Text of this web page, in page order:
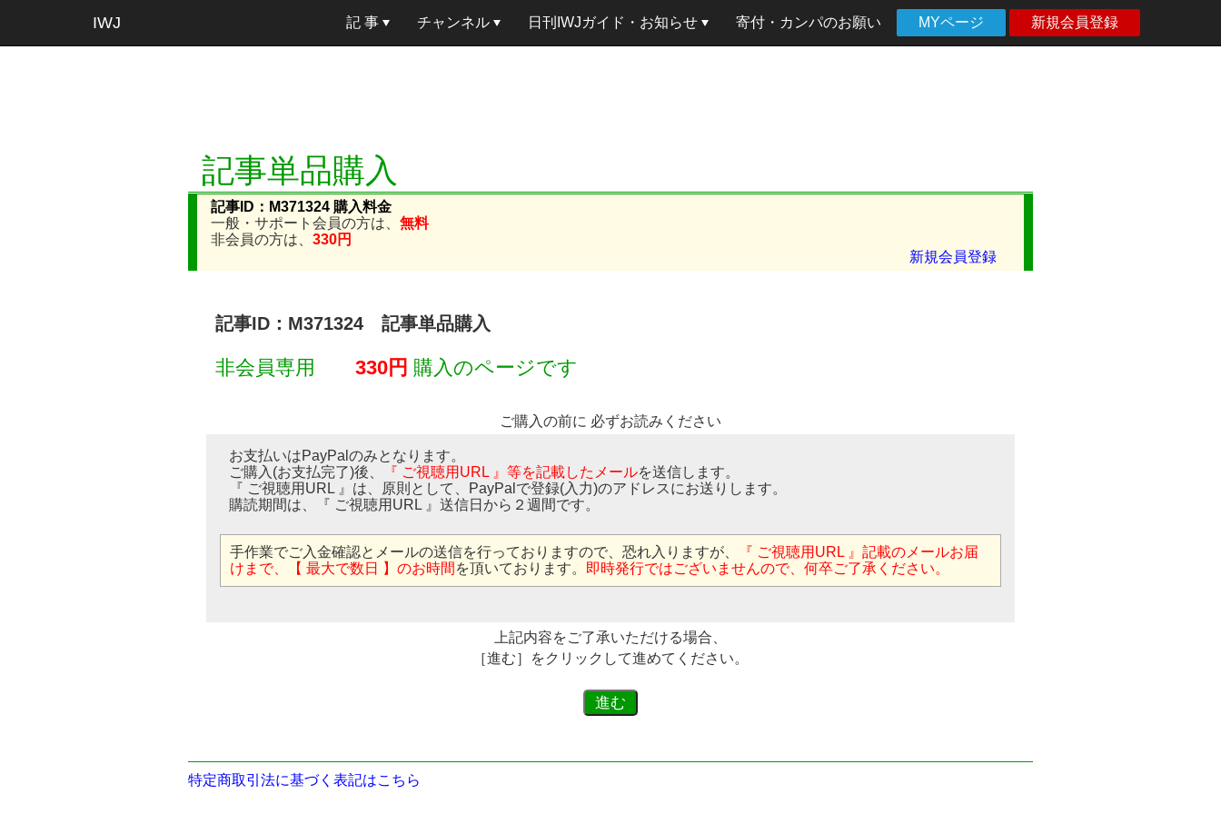
IWJ 記 事 チャンネル 日刊IWJガイド・お知らせ 寄付・カンパのお願い MYページ 新規会員登録
記事単品購入
記事ID：M371324 購入料金
一般・サポート会員の方は、 無料
非会員の方は、 330円
新規会員登録
記事ID：M371324 記事単品購入
非会員専用 330円 購入のページです
ご購入の前に 必ずお読みください
お支払いはPayPalのみとなります。
ご購入(お支払完了)後、
『 ご視聴用URL 』等を記載したメールを送信します。
『 ご視聴用URL 』は、原則として、PayPalで登録(入力)のアドレスにお送りします。
購読期間は、『 ご視聴用URL 』送信日から２週間です。
手作業でご入金確認とメールの送信を行っておりますので、恐れ入りますが、
『 ご視聴用URL 』記載のメールお届
けまで、【 最大で数日 】のお時間 を頂いております。 即時発行ではございませんので、何卒ご了承ください。
上記内容をご了承いただける場合、
［進む］をクリックして進めてください。
特定商取引法に基づく表記はこちら